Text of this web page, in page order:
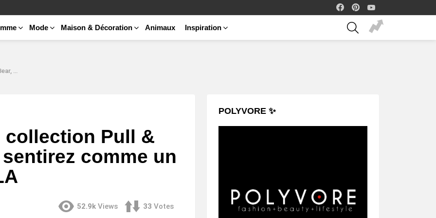
facebook
Mode Maison & Décoration Animaux Inspiration
SEARCH
UCLA
collection Pull &
comme un
52.9k Views 33 Votes
POLYVORE ✨